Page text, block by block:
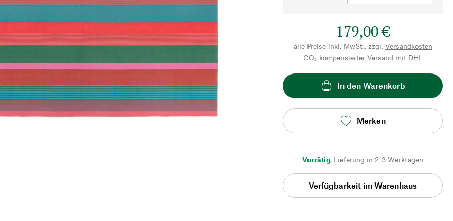
179,00 €
alle Preise inkl. MwSt., zzgl. Versandkosten
CO₂-kompensierter Versand mit DHL
In den Warenkorb
Merken
Vorrätig, Lieferung in 2-3 Werktagen
Verfügbarkeit im Warenhaus